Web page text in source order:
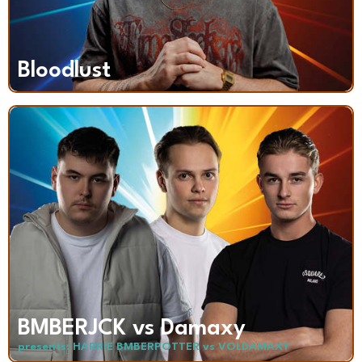
Bloodlust
BMBERJCK vs Damaxy
presents: HARRIE BMBERPOTTER vs VOLDAMAXY